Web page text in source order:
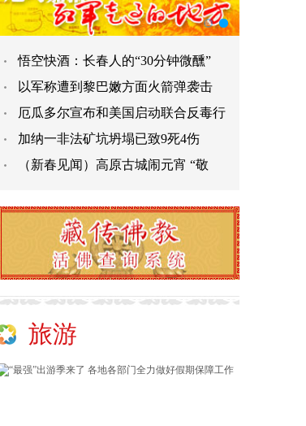
悟空快酒：长春人的“30分钟微醺”
以军称遭到黎巴嫩方面火箭弹袭击
厄瓜多尔宣布和美国启动联合反毒行
加纳一非法矿坑坍塌已致9死4伤
（新春见闻）高原古城闹元宵 “敬
旅游